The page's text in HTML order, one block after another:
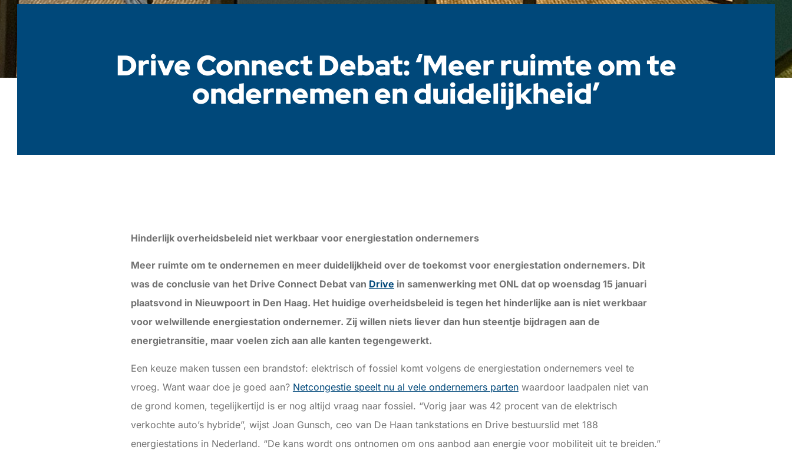
Drive Connect Debat: ‘Meer ruimte om te
ondernemen en duidelijkheid’
Hinderlijk overheidsbeleid niet werkbaar voor energiestation ondernemers
Meer ruimte om te ondernemen en meer duidelijkheid over de toekomst voor energiestation ondernemers. Dit
was de conclusie van het Drive Connect Debat van Drive in samenwerking met ONL dat op woensdag 15 januari
plaatsvond in Nieuwpoort in Den Haag. Het huidige overheidsbeleid is tegen het hinderlijke aan is niet werkbaar
voor welwillende energiestation ondernemer. Zij willen niets liever dan hun steentje bijdragen aan de
energietransitie, maar voelen zich aan alle kanten tegengewerkt.
Een keuze maken tussen een brandstof: elektrisch of fossiel komt volgens de energiestation ondernemers veel te
vroeg. Want waar doe je goed aan? Netcongestie speelt nu al vele ondernemers partenwaardoor laadpalen niet van
de grond komen, tegelijkertijd is er nog altijd vraag naar fossiel. “Vorig jaar was 42 procent van de elektrisch
verkochte auto’s hybride”, wijst Joan Gunsch, ceo van De Haan tankstations en Drive bestuurslid met 188
energiestations in Nederland. “De kans wordt ons ontnomen om ons aanbod aan energie voor mobiliteit uit te breiden.”